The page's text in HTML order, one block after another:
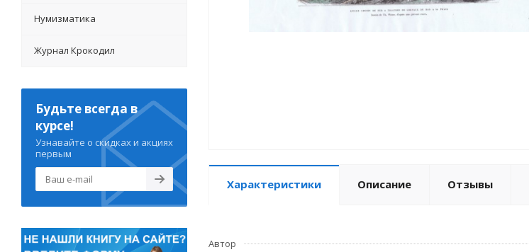
Характеристики Описание Отзывы
Автор
Нумизматика
Журнал Крокодил
Будьте всегда в
курсе!
Узнавайте о скидках и акциях
первым